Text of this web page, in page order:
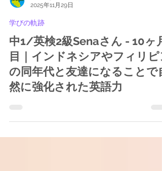
AirPangaea - admin
2025年11月29日
学びの軌跡
中1/英検2級Senaさん - 10ヶ月
目｜インドネシアやフィリピ